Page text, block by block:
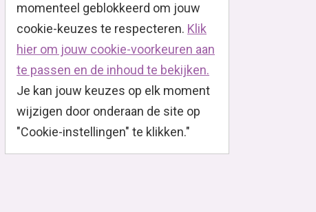
momenteel geblokkeerd om jouw
cookie-keuzes te respecteren. Klik
hier om jouw cookie-voorkeuren aan
te passen en de inhoud te bekijken.
Je kan jouw keuzes op elk moment
wijzigen door onderaan de site op
"Cookie-instellingen" te klikken."